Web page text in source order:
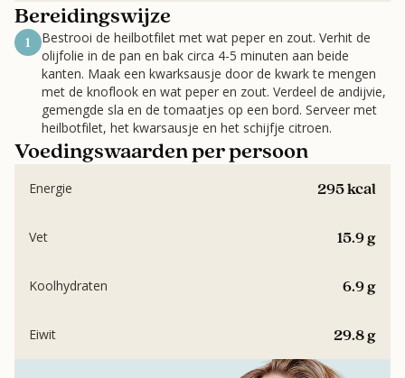
Bereidingswijze
1
Bestrooi de heilbotfilet met wat peper en zout. Verhit de
olijfolie in de pan en bak circa 4-5 minuten aan beide
kanten. Maak een kwarksausje door de kwark te mengen
met de knoflook en wat peper en zout. Verdeel de andijvie,
gemengde sla en de tomaatjes op een bord. Serveer met
heilbotfilet, het kwarsausje en het schijfje citroen.
Voedingswaarden per persoon
295 kcal
Energie
15.9 g
Vet
6.9 g
Koolhydraten
29.8 g
Eiwit